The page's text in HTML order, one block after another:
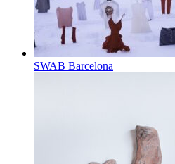
SWAB Barcelona